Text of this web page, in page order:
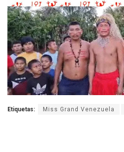
Etiquetas: Miss Grand Venezuela